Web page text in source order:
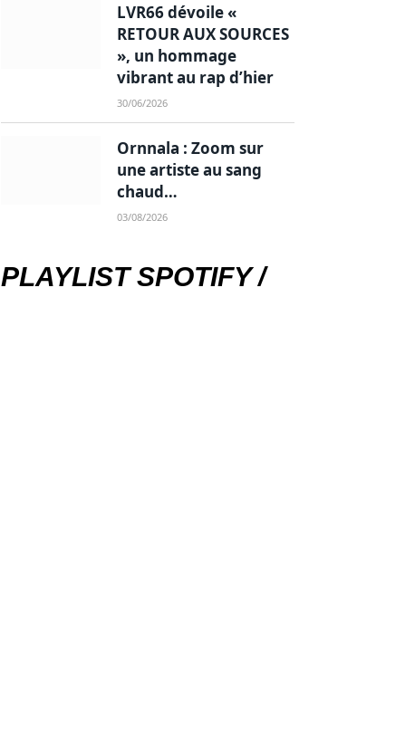
LVR66 dévoile «
RETOUR AUX SOURCES
», un hommage
vibrant au rap d’hier
30/06/2026
Ornnala : Zoom sur
une artiste au sang
chaud…
03/08/2026
PLAYLIST SPOTIFY /